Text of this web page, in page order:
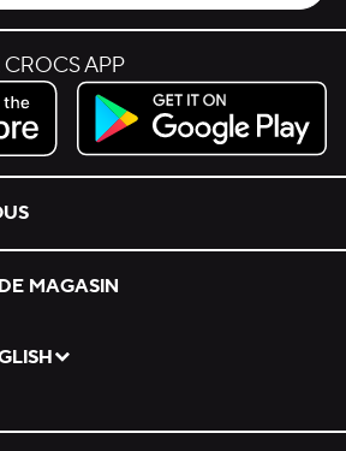
APP
Store.
Get it on Google Play.
MAGASIN
langue